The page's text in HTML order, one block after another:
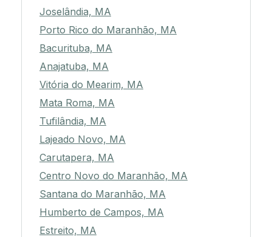
Joselândia, MA
Porto Rico do Maranhão, MA
Bacurituba, MA
Anajatuba, MA
Vitória do Mearim, MA
Mata Roma, MA
Tufilândia, MA
Lajeado Novo, MA
Carutapera, MA
Centro Novo do Maranhão, MA
Santana do Maranhão, MA
Humberto de Campos, MA
Estreito, MA